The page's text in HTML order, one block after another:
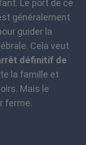
Le port de ce
généralement
guider la
Cela veut
définitif de
la famille et
Mais le
ferme.